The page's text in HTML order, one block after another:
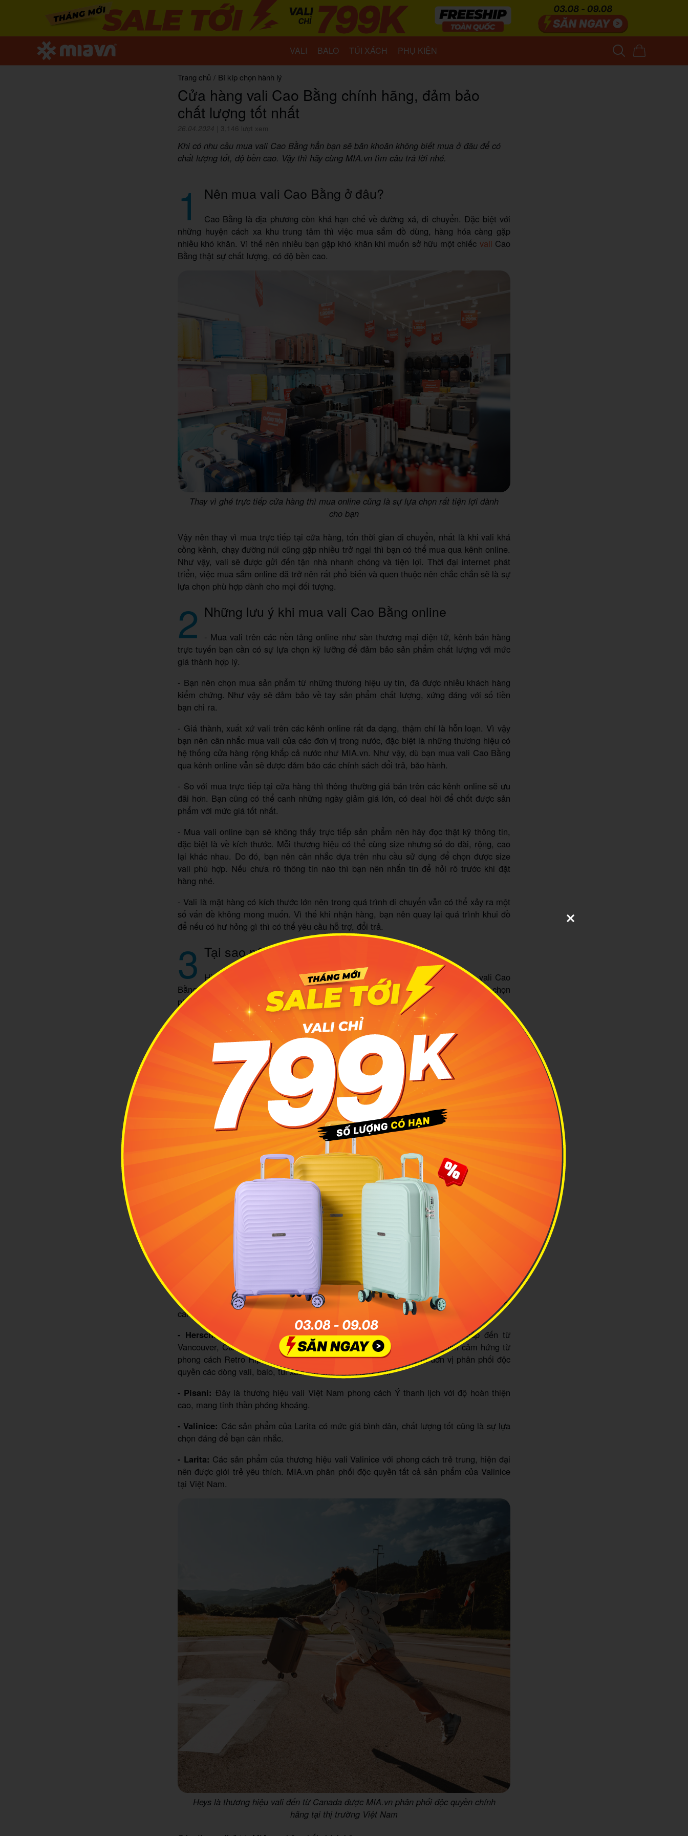
VALI BALO TÚI XÁCH PHỤ KIỆN
Trang chủ / Bí kíp chọn hành lý
Cửa hàng vali Cao Bằng chính hãng, đảm bảo
chất lượng tốt nhất
26.04.2024 3,146 lượt xem
Khi có nhu cầu mua vali Cao Bằng hẳn bạn sẽ băn khoăn không biết mua ở đâu để có
chất lượng tốt, độ bền cao. Vậy thì hãy cùng MIA.vn tìm câu trả lời nhé.
1 Nên mua vali Cao Bằng ở đâu?
Cao Bằng là địa phương còn khá hạn chế về đường xá, di chuyển. Đặc biệt với
những huyện cách xa khu trung tâm thì việc mua sắm đồ dùng, hàng hóa càng gặp
nhiều khó khăn. Vì thế nên nhiều bạn gặp khó khăn khi muốn sở hữu một chiếc vali Cao
Bằng thật sự chất lượng, có độ bền cao.
Thay vì ghé trực tiếp cửa hàng thì mua online cũng là sự lựa chọn rất tiện lợi dành
cho bạn
Vậy nên thay vì mua trực tiếp tại cửa hàng, tốn thời gian di chuyển, nhất là khi vali khá
cồng kềnh, chạy đường núi cũng gặp nhiều trở ngại thì bạn có thể mua qua kênh online.
Như vậy, vali sẽ được gửi đến tận nhà nhanh chóng và tiện lợi. Thời đại internet phát
triển, việc mua sắm online đã trở nên rất phổ biến và quen thuộc nên chắc chắn sẽ là sự
lựa chọn phù hợp dành cho mọi đối tượng.
2 Những lưu ý khi mua vali Cao Bằng online
- Mua vali trên các nền tảng online như sàn thương mại điện tử, kênh bán hàng
trực tuyến bạn cần có sự lựa chọn kỹ lưỡng để đảm bảo sản phẩm chất lượng với mức
giá thành hợp lý.
- Bạn nên chọn mua sản phẩm từ những thương hiệu uy tín, đã được nhiều khách hàng
kiểm chứng. Như vậy sẽ đảm bảo về tay sản phẩm chất lượng, xứng đáng với số tiền
bạn chi ra.
- Giá thành, xuất xứ vali trên các kênh online rất đa dạng, thậm chí là hỗn loạn. Vì vậy
bạn nên cân nhắc mua vali của các đơn vị trong nước, đặc biệt là những thương hiệu có
hệ thống cửa hàng rộng khắp cả nước như MIA.vn. Như vậy, dù bạn mua vali Cao Bằng
qua kênh online vẫn sẽ được đảm bảo các chính sách đổi trả, bảo hành.
- So với mua trực tiếp tại cửa hàng thì thông thường giá bán trên các kênh online sẽ ưu
đãi hơn. Bạn cũng có thể canh những ngày giảm giá lớn, có deal hời để chốt được sản
phẩm với mức giá tốt nhất.
- Mua vali online bạn sẽ không thấy trực tiếp sản phẩm nên hãy đọc thật kỹ thông tin,
đặc biệt là về kích thước. Mỗi thương hiệu có thể cùng size nhưng số đo dài, rộng, cao
lại khác nhau. Do đó, bạn nên cân nhắc dựa trên nhu cầu sử dụng để chọn được size
vali phù hợp. Nếu chưa rõ thông tin nào thì bạn nên nhắn tin để hỏi rõ trước khi đặt
hàng nhé.
- Vali là mặt hàng có kích thước lớn nên trong quá trình di chuyển vẫn có thể xảy ra một
số vấn đề không mong muốn. Vì thế khi nhận hàng, bạn nên quay lại quá trình khui đồ
để nếu có hư hỏng gì thì có thể yêu cầu hỗ trợ, đổi trả.
3 Tại sao nên mua vali online của MIA.vn
Hiện nay có rất nhiều thương hiệu, nhiều sự lựa chọn để bạn đặt mua vali Cao
Bằng online. Thế nhưng chắc chắn hệ thống siêu thị vali MIA.vn chính là sự lựa chọn
phù hợp nhất để mang đến cho bạn sản phẩm chất lượng.
- MIA.vn website ngành hành lý có lượng truy cập lớn nhất Việt Nam.
- Tất cả các sản phẩm MIA.vn phân phối đều cam kết chính hãng với thông tin thương
hiệu, nguồn gốc, xuất xứ minh bạch, rõ ràng. Nếu khách hàng phát hiện hàng nhái,
thông tin sản phẩm không chính xác, MIA.vn sẵn sàng chịu trách nhiệm và bồi thường.
- Sản phẩm của MIA.vn rất đa dạng, từ các dòng bình dân trên dưới 1 triệu đồng đến
các dòng vali cao cấp, trang bị những chức năng hiện đại nhất. Vì thế, dù ngân sách và
nhu cầu của bạn ở mức nào cũng có thể chọn được chiếc vali phù hợp.
- Tất cả các sản phẩm vali đều được MIA.vn cam kết bảo hành trọn đời, sửa và thay mới
phụ kiện miễn phí vĩnh viễn. Kể cả khi bạn mua vali qua kênh online thì vẫn được áp
dụng đầy đủ các chính sách này.
- MIA.vn có đầy đủ các gian hàng chính hãng trên các kênh bán hàng online như
Shopee, Lazada, Tiki, Tiktok Shop và cũng tung ra rất nhiều ưu đãi, voucher hấp dẫn. Vì
vậy, khi bạn mua vali Cao Bằng online cũng đừng lo vấn đề phí ship nhé.
4 Các thương hiệu vali tại MIA.vn
MIA.vn là đơn vị phân phối độc quyền các thương hiệu vali chính hãng trong nước
Đây là thương hiệu vali cao cấp của Canada, được yêu thích trên toàn thế giới.
Tại Việt Nam, hệ thống siêu thị MIA.vn phân phối độc quyền các dòng sản phẩm Heys,
cam kết mang đến cho bạn những chiếc vali chất lượng nhất.
- Herschel:
Đây là thương hiệu sản xuất balo, túi xách, phụ kiện cao cấp đến từ
Vancouver, Canada. Các sản phẩm của Herschel được thiết kế với nguồn cảm hứng từ
phong cách Retro Hipster độc đáo. Tại Việt Nam, MIA.vn cũng là đơn vị phân phối độc
quyền các dòng vali, balo, túi xách và phụ kiện Herschel.
- Pisani: Đây là thương hiệu vali Việt Nam phong cách Ý thanh lịch với độ hoàn thiện
cao, mang tinh thần phóng khoáng.
- Valinice: Các sản phẩm của Larita có mức giá bình dân, chất lượng tốt cũng là sự lựa
chọn đáng để bạn cân nhắc.
- Larita: Các sản phẩm của thương hiệu vali Valinice với phong cách trẻ trung, hiện đại
nên được giới trẻ yêu thích. MIA.vn phân phối độc quyền tất cả sản phẩm của Valinice
tại Việt Nam.
Heys là thương hiệu vali đến từ Canada được MIA.vn phân phối độc quyền chính
hãng tại thị trường Việt Nam